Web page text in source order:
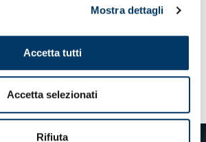
Mostra dettagli
Accetta tutti
Accetta selezionati
Rifiuta